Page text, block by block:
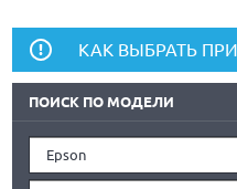
КАК ВЫБРАТЬ
ПОИСК ПО МОДЕЛИ
Epson